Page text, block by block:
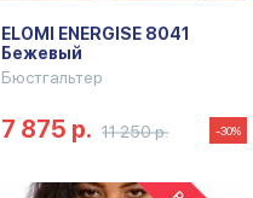
ELOMI ENERGISE 8041
Бежевый
Бюстгальтер
7 875 р. 11 250 р. -30%